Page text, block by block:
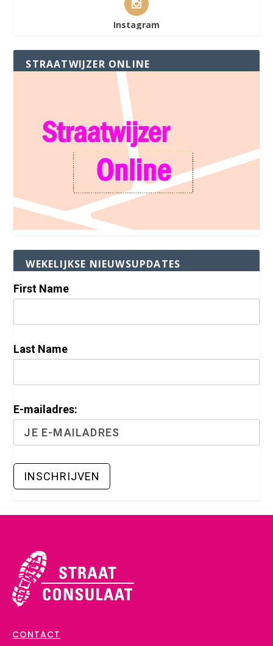
Instagram
STRAATWIJZER ONLINE
WEKELIJKSE NIEUWSUPDATES
First Name
Last Name
E-mailadres:
CONTACT